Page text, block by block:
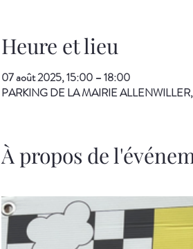
Heure et lieu
07 août 2025, 15:00 – 18:00
PARKING DE LA MAIRIE
À propos de